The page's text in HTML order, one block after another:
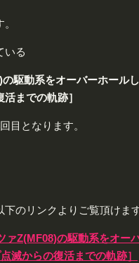
いる
駆動系をオーバーホール
までの軌跡］
目となります。
のリンクよりご覧頂けます
ァZ(MF08)の駆動系をオー
滅からの復活までの軌跡］